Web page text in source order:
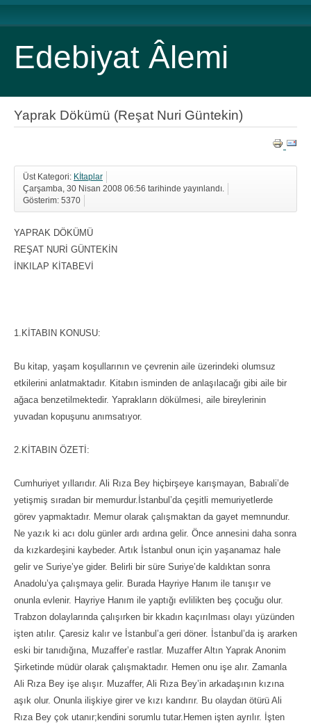
Edebiyat Âlemi
Yaprak Dökümü (Reşat Nuri Güntekin)
Üst Kategori: Kİtaplar
Çarşamba, 30 Nisan 2008 06:56 tarihinde yayınlandı.
Gösterim: 5370
YAPRAK DÖKÜMÜ
REŞAT NURİ GÜNTEKİN
İNKILAP KİTABEVİ
1.KİTABIN KONUSU:
Bu kitap, yaşam koşullarının ve çevrenin aile üzerindeki olumsuz
etkilerini anlatmaktadır. Kitabın isminden de anlaşılacağı gibi aile bir
ağaca benzetilmektedir. Yaprakların dökülmesi, aile bireylerinin
yuvadan kopuşunu anımsatıyor.
2.KİTABIN ÖZETİ:
Cumhuriyet yıllarıdır. Ali Rıza Bey hiçbirşeye karışmayan, Babıali’de
yetişmiş sıradan bir memurdur.İstanbul’da çeşitli memuriyetlerde
görev yapmaktadır. Memur olarak çalışmaktan da gayet memnundur.
Ne yazık ki acı dolu günler ardı ardına gelir. Önce annesini daha sonra
da kızkardeşini kaybeder. Artık İstanbul onun için yaşanamaz hale
gelir ve Suriye’ye gider. Belirli bir süre Suriye’de kaldıktan sonra
Anadolu’ya çalışmaya gelir. Burada Hayriye Hanım ile tanışır ve
onunla evlenir. Hayriye Hanım ile yaptığı evlilikten beş çocuğu olur.
Trabzon dolaylarında çalışırken bir kkadın kaçırılması olayı yüzünden
işten atılır. Çaresiz kalır ve İstanbul’a geri döner. İstanbul’da iş ararken
eski bir tanıdığına, Muzaffer’e rastlar. Muzaffer Altın Yaprak Anonim
Şirketinde müdür olarak çalışmaktadır. Hemen onu işe alır. Zamanla
Ali Rıza Bey işe alışır. Muzaffer, Ali Rıza Bey’in arkadaşının kızına
aşık olur. Onunla ilişkiye girer ve kızı kandırır. Bu olaydan ötürü Ali
Rıza Bey çok utanır;kendini sorumlu tutar.Hemen işten ayrılır. İşten